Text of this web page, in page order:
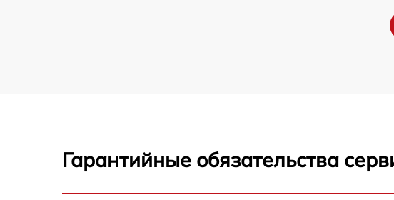
Гарантийные обязательства